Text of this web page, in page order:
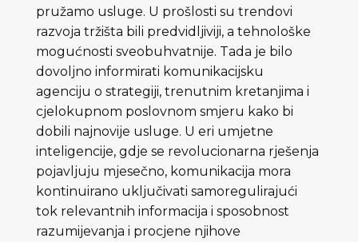
pružamo usluge. U prošlosti su trendovi
razvoja tržišta bili predvidljiviji, a tehnološke
mogućnosti sveobuhvatnije. Tada je bilo
dovoljno informirati komunikacijsku
agenciju o strategiji, trenutnim kretanjima i
cjelokupnom poslovnom smjeru kako bi
dobili najnovije usluge. U eri umjetne
inteligencije, gdje se revolucionarna rješenja
pojavljuju mjesečno, komunikacija mora
kontinuirano uključivati ​​samoregulirajući
tok relevantnih informacija i sposobnost
razumijevanja i procjene njihove